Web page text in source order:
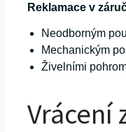
Reklamace v
Neodborným
Mechanickým
Živelními
Vrácení